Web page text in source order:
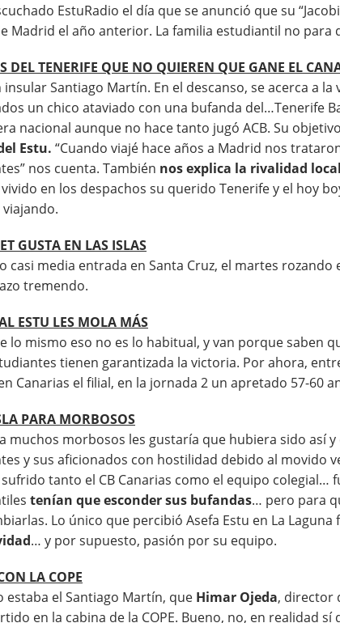
EstuRadio el día que se anunció que su
Madrid el año anterior. La familia estudiantil no para
DEL TENERIFE QUE NO QUIEREN QUE GANE EL
insular Santiago Martín. En el descanso, se acerca a
un chico ataviado con una bufanda del…Tenerife
nacional aunque no hace tanto jugó ACB. Su
Estu. “Cuando viajé hace años a Madrid nos
nos cuenta. También nos explica la rivalidad local
en los despachos su querido Tenerife y el hoy
GUSTA EN LAS ISLAS
casi media entrada en Santa Cruz, el martes rozando
tremendo.
ESTU LES MOLA MÁS
lo mismo eso no es lo habitual, y van porque saben
tienen garantizada la victoria. Por ahora,
Canarias el filial, en la jornada 2 un apretado 57-60
PARA MORBOSOS
muchos morbosos les gustaría que hubiera sido así
y sus aficionados con hostilidad debido al movido
tanto el CB Canarias como el equipo colegial…
tenían que esconder sus bufandas… pero para
Lo único que percibió Asefa Estu en La Laguna
… y por supuesto, pasión por su equipo.
LA COPE
estaba el Santiago Martín, que Himar Ojeda, director
en la cabina de la COPE. Bueno, no, en realidad